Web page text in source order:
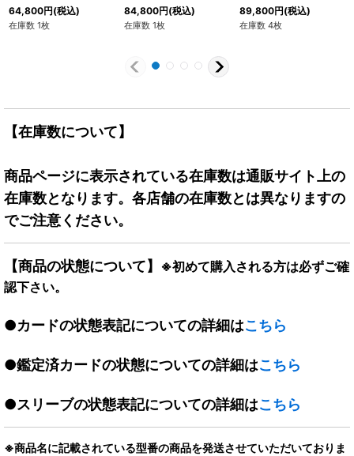
【SR☆】{FB07-104}
64,800円(税込)
在庫数 1枚
画絵)【SCR☆】{FB05-
119[SB01]}
84,800円(税込)
在庫数 1枚
【SCR☆】{FB05-
119[SB01]}
89,800円(税込)
在庫数 4枚
【在庫数について】
商品ページに表示されている在庫数は通販サイト上の
在庫数となります。各店舗の在庫数とは異なりますの
でご注意ください。
【商品の状態について】
※初めて購入される方は必ずご確
認下さい。
●カードの状態表記についての詳細はこちら
●鑑定済カードの状態についての詳細はこちら
●スリーブの状態表記についての詳細はこちら
※商品名に記載されている型番の商品を発送させていただいておりま